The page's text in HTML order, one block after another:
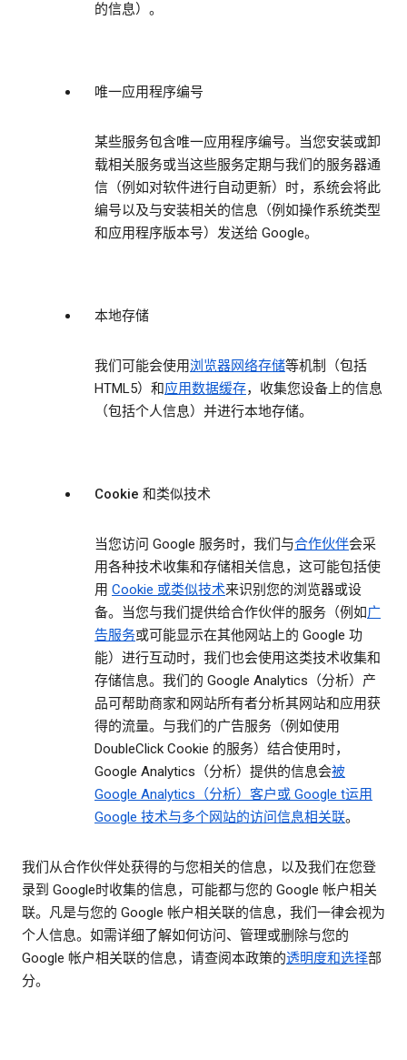
的信息）。
唯一应用程序编号
某些服务包含唯一应用程序编号。当您安装或卸
载相关服务或当这些服务定期与我们的服务器通
信（例如对软件进行自动更新）时，系统会将此
编号以及与安装相关的信息（例如操作系统类型
和应用程序版本号）发送给 Google。
本地存储
我们可能会使用浏览器网络存储等机制（包括
HTML5）和应用数据缓存，收集您设备上的信息
（包括个人信息）并进行本地存储。
Cookie 和类似技术
当您访问 Google 服务时，我们与合作伙伴会采
用各种技术收集和存储相关信息，这可能包括使
用 Cookie 或类似技术来识别您的浏览器或设
备。当您与我们提供给合作伙伴的服务（例如广
告服务或可能显示在其他网站上的 Google 功
能）进行互动时，我们也会使用这类技术收集和
存储信息。我们的 Google Analytics（分析）产
品可帮助商家和网站所有者分析其网站和应用获
得的流量。与我们的广告服务（例如使用
DoubleClick Cookie 的服务）结合使用时，
Google Analytics（分析）提供的信息会被
Google Analytics（分析）客户或 Google t运用
Google 技术与多个网站的访问信息相关联。
我们从合作伙伴处获得的与您相关的信息，以及我们在您登
录到 Google时收集的信息，可能都与您的 Google 帐户相关
联。凡是与您的 Google 帐户相关联的信息，我们一律会视为
个人信息。如需详细了解如何访问、管理或删除与您的
Google 帐户相关联的信息，请查阅本政策的透明度和选择部
分。